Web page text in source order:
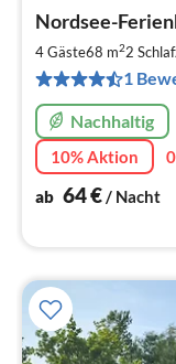
Nordsee-
4 Gäste68 m22
1
Nachhaltig
10% Aktion
ab 64€/ Nacht